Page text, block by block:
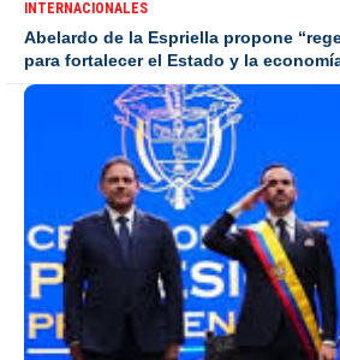
INTERNACIONALES
Abelardo de la Espriella propone
para fortalecer el Estado y la